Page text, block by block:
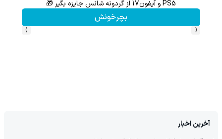
PS5 و آیفون17 از گردونه شانس جایزه بگیر 🎁
بچرخونش
‹
›
آخرین اخبار